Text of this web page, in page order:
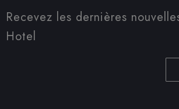
Recevez les dernières
Hotel